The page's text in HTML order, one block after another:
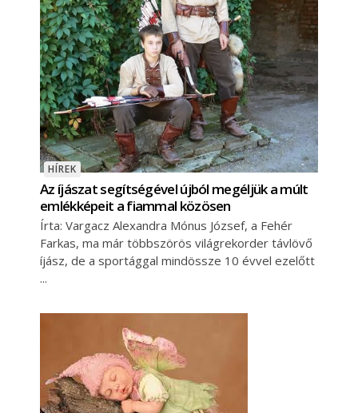
HÍREK
Az íjászat segítségével újból megéljük a múlt
emlékképeit a fiammal közösen
Írta: Vargacz Alexandra Mónus József, a Fehér
Farkas, ma már többszörös világrekorder távlövő
íjász, de a sportággal mindössze 10 évvel ezelőtt